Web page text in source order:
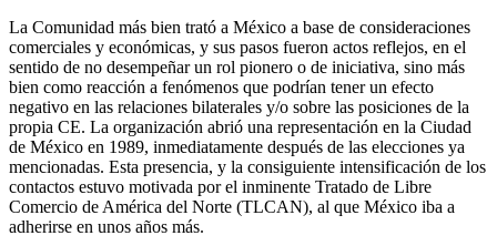
La Comunidad más bien trató a México a base de consideraciones
comerciales y económicas, y sus pasos fueron actos reflejos, en el
sentido de no desempeñar un rol pionero o de iniciativa, sino más
bien como reacción a fenómenos que podrían tener un efecto
negativo en las relaciones bilaterales y/o sobre las posiciones de la
propia CE. La organización abrió una representación en la Ciudad
de México en 1989, inmediatamente después de las elecciones ya
mencionadas. Esta presencia, y la consiguiente intensificación de los
contactos estuvo motivada por el inminente Tratado de Libre
Comercio de América del Norte (TLCAN), al que México iba a
adherirse en unos años más.